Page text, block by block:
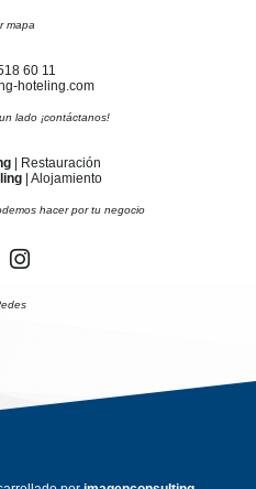
mapa
60 11
hoteling.com
lado ¡contáctanos!
| Restauración
| Alojamiento
hacer por tu negocio